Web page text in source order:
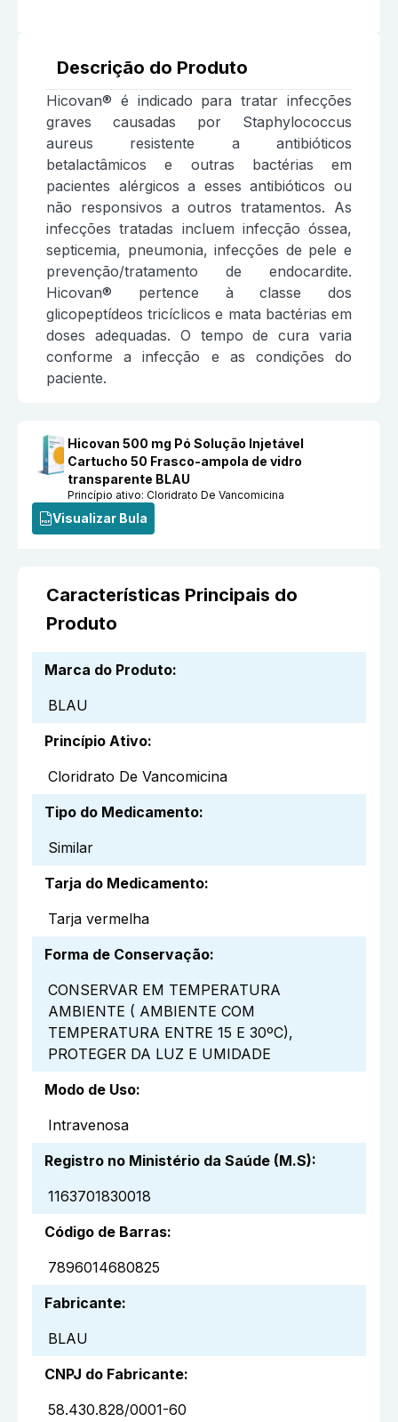
Descrição do Produto
Hicovan® é indicado para tratar infecções
graves causadas por Staphylococcus
aureus resistente a antibióticos
betalactâmicos e outras bactérias em
pacientes alérgicos a esses antibióticos ou
não responsivos a outros tratamentos. As
infecções tratadas incluem infecção óssea,
septicemia, pneumonia, infecções de pele e
prevenção/tratamento de endocardite.
Hicovan® pertence à classe dos
glicopeptídeos tricíclicos e mata bactérias em
doses adequadas. O tempo de cura varia
conforme a infecção e as condições do
paciente.
Hicovan 500 mg Pó Solução Injetável
Cartucho 50 Frasco-ampola de vidro
transparente BLAU
Princípio ativo:Cloridrato De Vancomicina
Visualizar Bula
Características Principais do
Produto
Marca do Produto:
BLAU
Princípio Ativo:
Cloridrato De Vancomicina
Tipo do Medicamento:
Similar
Tarja do Medicamento:
Tarja vermelha
Forma de Conservação:
CONSERVAR EM TEMPERATURA
AMBIENTE ( AMBIENTE COM
TEMPERATURA ENTRE 15 E 30ºC),
PROTEGER DA LUZ E UMIDADE
Modo de Uso:
Intravenosa
Registro no Ministério da Saúde (M.S):
1163701830018
Código de Barras:
7896014680825
Fabricante:
BLAU
CNPJ do Fabricante:
58.430.828/0001-60